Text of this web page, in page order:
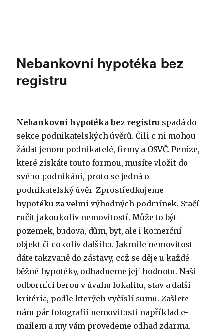
Nebankovní hypotéka bez
registru
Nebankovní hypotéka bez registru spadá do
sekce podnikatelských úvěrů. Čili o ni mohou
žádat jenom podnikatelé, firmy a OSVČ. Peníze,
které získáte touto formou, musíte vložit do
svého podnikání, proto se jedná o
podnikatelský úvěr. Zprostředkujeme
hypotéku za velmi výhodných podmínek. Stačí
ručit jakoukoliv nemovitostí. Může to být
pozemek, budova, dům, byt, ale i komerční
objekt či cokoliv dalšího. Jakmile nemovitost
dáte takzvaně do zástavy, což se děje u každé
běžné hypotéky, odhadneme její hodnotu. Naši
odborníci berou v úvahu lokalitu, stav a další
kritéria, podle kterých vyčíslí sumu. Zašlete
nám pár fotografií nemovitosti například e-
mailem a my vám provedeme odhad zdarma.